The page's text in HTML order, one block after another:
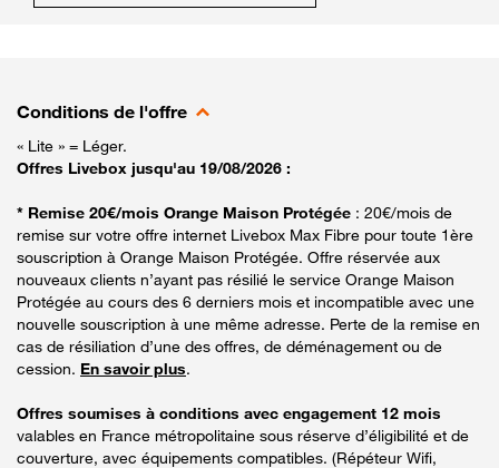
Conditions de l'offre
« Lite » = Léger.
Offres Livebox jusqu'au 19/08/2026 :
* Remise 20€/mois Orange Maison Protégée : 20€/mois de
remise sur votre offre internet Livebox Max Fibre pour toute 1ère
souscription à Orange Maison Protégée. Offre réservée aux
nouveaux clients n’ayant pas résilié le service Orange Maison
Protégée au cours des 6 derniers mois et incompatible avec une
nouvelle souscription à une même adresse. Perte de la remise en
cas de résiliation d’une des offres, de déménagement ou de
cession. En savoir plus.
Offres soumises à conditions avec engagement 12 mois
valables en France métropolitaine sous réserve d’éligibilité et de
couverture, avec équipements compatibles. (Répéteur Wifi,